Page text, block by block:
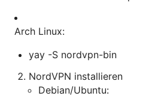
Arch Linux:
yay -S nordvpn-bin
NordVPN installieren
Debian/Ubuntu: